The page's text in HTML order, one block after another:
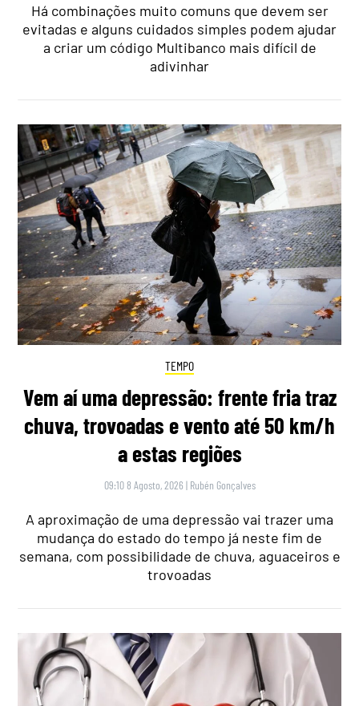
Há combinações muito comuns que devem ser
evitadas e alguns cuidados simples podem ajudar
a criar um código Multibanco mais difícil de
adivinhar
TEMPO
Vem aí uma depressão: frente fria traz
chuva, trovoadas e vento até 50 km/h
a estas regiões
09:10 8 Agosto, 2026 | Rubén Gonçalves
A aproximação de uma depressão vai trazer uma
mudança do estado do tempo já neste fim de
semana, com possibilidade de chuva, aguaceiros e
trovoadas